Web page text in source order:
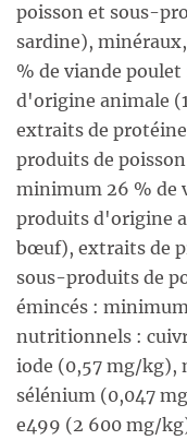
poisson et sous-
sardine), minéraux,
% de viande
d'origine animale
extraits de
produits de
minimum 26 % de
produits d'origine
bœuf), extraits de
sous-produits de
émincés :
nutritionnels :
iode (0,57 mg/kg),
sélénium (0,047
e499 (2 600 mg/